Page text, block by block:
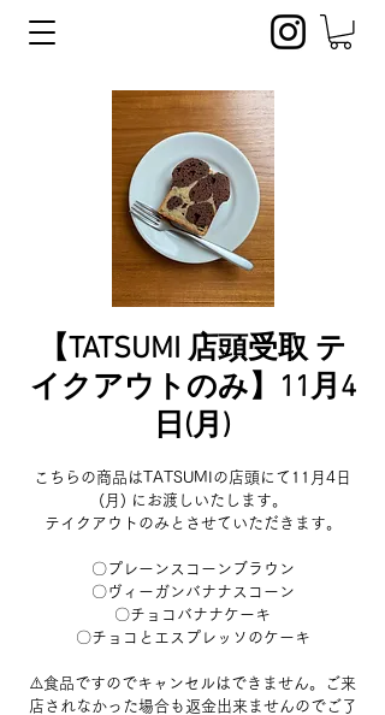
【TATSUMI 店頭受取 テ
イクアウトのみ】11月4
日(月)
こちらの商品はTATSUMIの店頭にて11月4日
(月) にお渡しいたします。
テイクアウトのみとさせていただきます。
〇プレーンスコーンブラウン
〇ヴィーガンバナナスコーン
〇チョコバナナケーキ
〇チョコとエスプレッソのケーキ
⚠️食品ですのでキャンセルはできません。ご来
店されなかった場合も返金出来ませんのでご了